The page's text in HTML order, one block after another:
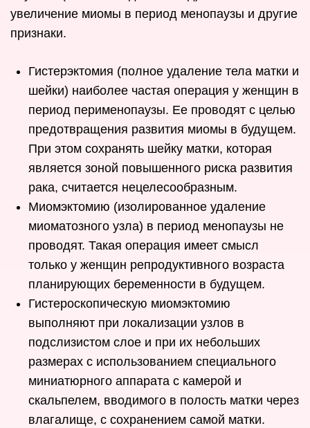
увеличение миомы в период менопаузы и другие
признаки.
Гистерэктомия (полное удаление тела матки и
шейки) наиболее частая операция у женщин в
период перименопаузы. Ее проводят с целью
предотвращения развития миомы в будущем.
При этом сохранять шейку матки, которая
является зоной повышенного риска развития
рака, считается нецелесообразным.
Миомэктомию (изолированное удаление
миоматозного узла) в период менопаузы не
проводят. Такая операция имеет смысл
только у женщин репродуктивного возраста
планирующих беременности в будущем.
Гистероскопическую миомэктомию
выполняют при локализации узлов в
подслизистом слое и при их небольших
размерах с использованием специального
миниатюрного аппарата с камерой и
скальпелем, вводимого в полость матки через
влагалище, с сохранением самой матки.